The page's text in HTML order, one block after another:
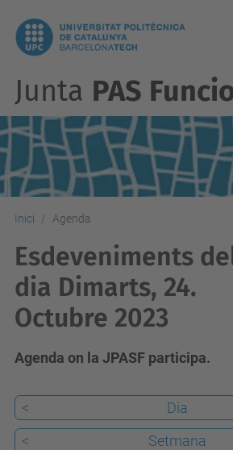
Junta PAS
Inici Agenda
Esdeveniments
dia Dimarts, 24.
Octubre 2023
Agenda on la JPASF participa.
< Dia
<
Setmana